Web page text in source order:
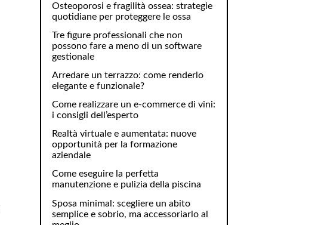
Osteoporosi e fragilità ossea: strategie
quotidiane per proteggere le ossa
Tre figure professionali che non
possono fare a meno di un software
gestionale
Arredare un terrazzo: come renderlo
elegante e funzionale?
Come realizzare un e-commerce di vini:
i consigli dell’esperto
Realtà virtuale e aumentata: nuove
opportunità per la formazione
aziendale
Come eseguire la perfetta
manutenzione e pulizia della piscina
Sposa minimal: scegliere un abito
semplice e sobrio, ma accessoriarlo al